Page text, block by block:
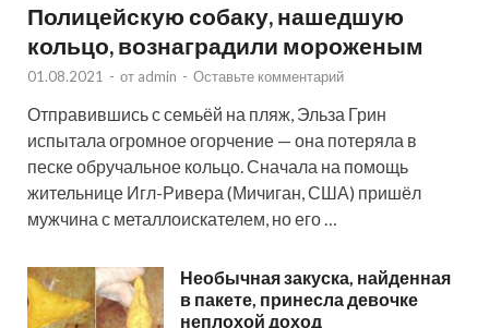
Полицейскую собаку, нашедшую
кольцо, вознаградили мороженым
01.08.2021 - от admin - Оставьте комментарий
Отправившись с семьёй на пляж, Эльза Грин
испытала огромное огорчение — она потеряла в
песке обручальное кольцо. Сначала на помощь
жительнице Игл-Ривера (Мичиган, США) пришёл
мужчина с металлоискателем, но его …
Необычная закуска, найденная
в пакете, принесла девочке
неплохой доход